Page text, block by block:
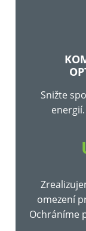
Snižte
omezení
Ochráníme